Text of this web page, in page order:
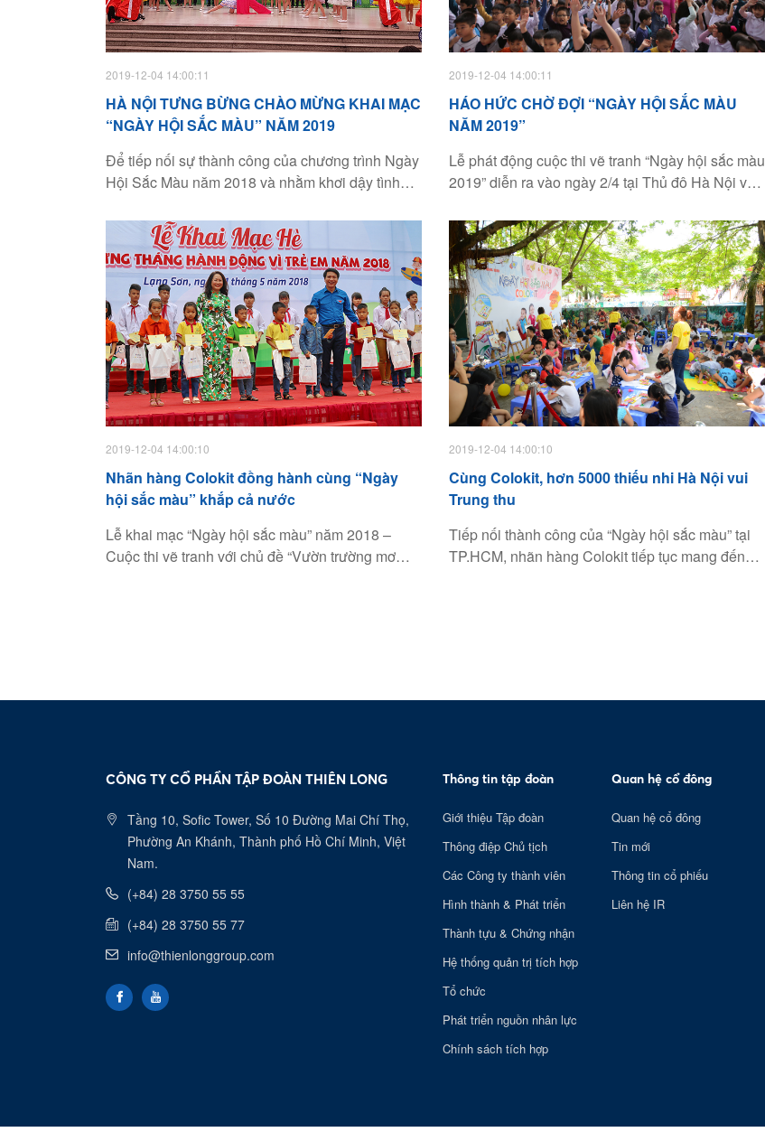
2019-12-04 14:00:11
HÀ NỘI TƯNG BỪNG CHÀO MỪNG KHAI MẠC
“NGÀY HỘI SẮC MÀU” NĂM 2019
Để tiếp nối sự thành công của chương trình Ngày
Hội Sắc Màu năm 2018 và nhằm khơi dậy tình
hậu, đồng thời giúp các em thiếu nhi có khả năng
tư duy, sáng tạo nghệ thuật hội họa, Hội đồng Đội
Trung ương cùng Bộ GD&ĐT và Tập đoàn Thiên
Long, nhãn hàng mỹ thuật Colokit tiếp tục phối
hợp tổ chức cuộc thi vẽ tranh Ngày Hội Sắc Màu
năm 2019 dành cho thiếu nhi với chủ đề“Vì một
Việt Nam xanh”.
2019-12-04 14:00:11
HÁO HỨC CHỜ ĐỢI “NGÀY HỘI SẮC MÀU
NĂM 2019”
Lễ phát động cuộc thi vẽ tranh “Ngày hội sắc màu
2019” diễn ra vào ngày 2/4 tại Thủ đô Hà Nội với
tình yêu thiên nhiên, nhận thức về sự biến đổi khí
hậu, đồng thời giúp các em thiếu nhi có khả năng
tư duy, sáng tạo nghệ thuật hội họa. Chương trình
sẽ được triển khai rộng rãi trên toàn quốc trong
năm 2019 với nhiều hình thức phong phú, nhằm
thu hút, tập hợp được đông đảo thiếu nhi tham
gia, đồng thời đảm bảo tính thiết thực, hiệu quả
và tiết kiệm
2019-12-04 14:00:10
Nhãn hàng Colokit đồng hành cùng “Ngày
hội sắc màu” khắp cả nước
Lễ khai mạc “Ngày hội sắc màu” năm 2018 –
Cuộc thi vẽ tranh với chủ đề “Vườn trường mơ
2019-12-04 14:00:10
Cùng Colokit, hơn 5000 thiếu nhi Hà Nội vui
Trung thu
Tiếp nối thành công của “Ngày hội sắc màu” tại
TP.HCM, nhãn hàng Colokit tiếp tục mang đến
CÔNG TY CỔ PHẦN TẬP ĐOÀN THIÊN LONG
Tầng 10, Sofic Tower, Số 10 Đường Mai Chí Thọ,
Phường An Khánh, Thành phố Hồ Chí Minh, Việt
Nam.
(+84) 28 3750 55 55
(+84) 28 3750 55 77
info@thienlonggroup.com
Thông tin tập đoàn
Giới thiệu Tập đoàn
Thông điệp Chủ tịch
Các Công ty thành viên
Hình thành & Phát triển
Thành tựu & Chứng nhận
Hệ thống quản trị tích hợp
Tổ chức
Phát triển nguồn nhân lực
Chính sách tích hợp
Quan hệ cổ đông
Quan hệ cổ đông
Tin mới
Thông tin cổ phiếu
Liên hệ IR